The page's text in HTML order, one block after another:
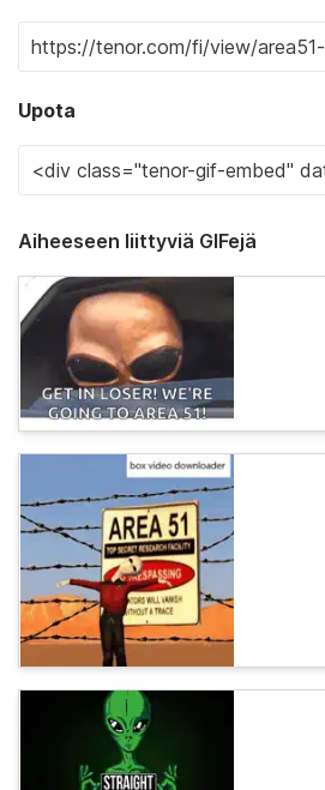
Upota
Aiheeseen liittyviä GIFejä